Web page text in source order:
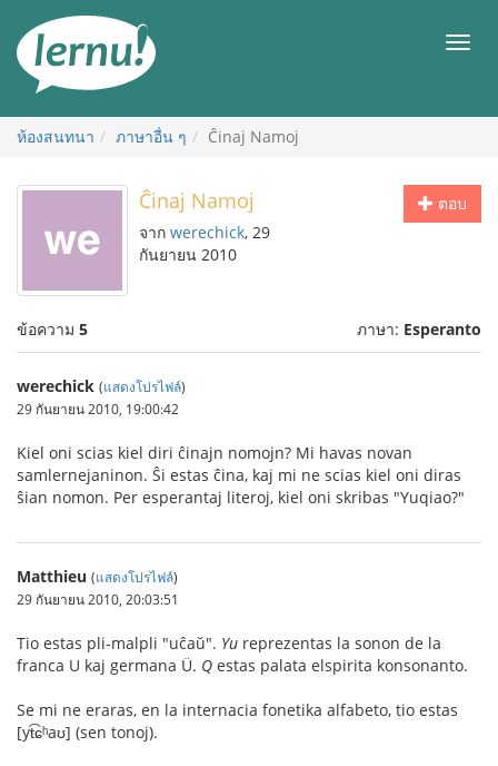
สารบัญ
เมนู
ห้องสนทนา ภาษาอื่น ๆ Ĉinaj Namoj
ตอบ
Ĉinaj Namoj
จาก werechick, 29
กันยายน 2010
ข้อความ 5 ภาษา: Esperanto
werechick (แสดงโปรไฟล์)
29 กันยายน 2010, 19:00:42
Kiel oni scias kiel diri ĉinajn nomojn? Mi havas novan
samlernejaninon. Ŝi estas ĉina, kaj mi ne scias kiel oni diras
ŝian nomon. Per esperantaj literoj, kiel oni skribas "Yuqiao?"
Matthieu (แสดงโปรไฟล์)
29 กันยายน 2010, 20:03:51
Tio estas pli-malpli "uĉaŭ". Yu reprezentas la sonon de la
franca U kaj germana Ü. Q estas palata elspirita konsonanto.
Se mi ne eraras, en la internacia fonetika alfabeto, tio estas
[yt͡ɕʰaʊ] (sen tonoj).